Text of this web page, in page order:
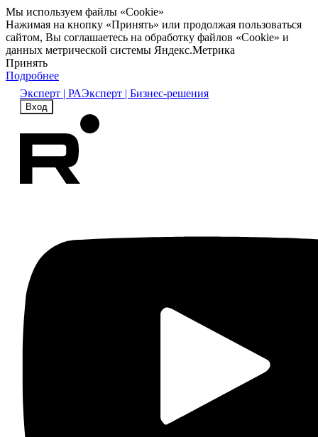
Мы используем файлы «Cookie»
Нажимая на кнопку «Принять» или продолжая пользоваться
сайтом, Вы соглашаетесь на обработку файлов «Cookie» и
данных метрической системы Яндекс.Метрика
Принять
Подробнее
Эксперт | РАЭксперт | Бизнес-решения
Вход